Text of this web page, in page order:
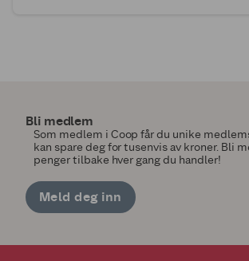
Bli medlem
Som medlem i Coop får du unike
kan spare deg for tusenvis av kroner. Bli
penger tilbake hver gang du handler!
Meld deg inn